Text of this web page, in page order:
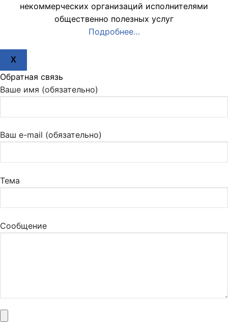
некоммерческих организаций исполнителями
общественно полезных услуг
Подробнее…
X
Обратная связь
Ваше имя (обязательно)
Ваш e-mail (обязательно)
Тема
Сообщение